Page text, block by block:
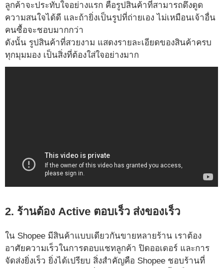
ลูกค้าจะประทับใจอย่างแรก คือรูปสินค้าที่สามารถดึงดูด
ความสนใจได้ดี และถ้ายิ่งเป็นรูปที่ถ่ายเอง ไม่เหมือนเจ้าอื่น
คนซื้อจะชอบมากกว่า
ดังนั้น รูปสินค้าที่สวยงาม แสดงรายละเอียดของสินค้าครบ
ทุกมุมมอง เป็นสิ่งที่ต้องใส่ใจอย่างมาก
2. ร้านต้อง Active ตอบเร็ว ส่งของเร็ว
ใน Shopee มีสินค้าแบบเดียวกันขายหลายร้าน เราต้อง
อาศัยความเร็วในการตอบแชทลูกค้า ปิดออเดอร์ และการ
จัดส่งยิ่งเร็ว ยิ่งได้เปรียบ สิ่งสำคัญคือ Shopee ชอบร้านที่